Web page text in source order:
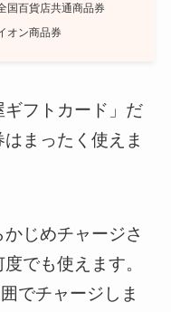
国百貨店共通商品券
オン商品券
フトカード」だ
まったく使えま
じめチャージさ
でも使えます。
でチャージしま